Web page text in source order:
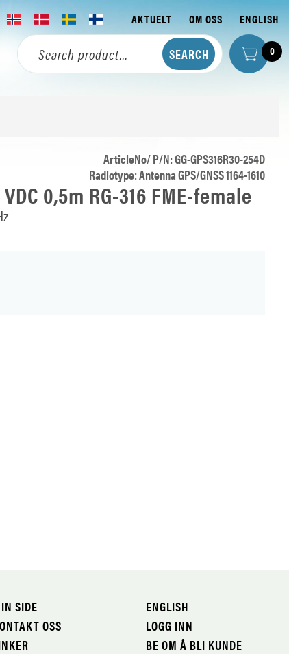
AKTUELT OM OSS ENGLISH
0
ArticleNo/ P/N: GG-GPS316R30-254D
Radiotype: Antenna GPS/GNSS 1164-1610
0,5m RG-316 FME-female
SIDE
OSS
ENGLISH
LOGG INN
BE OM Å BLI KUNDE